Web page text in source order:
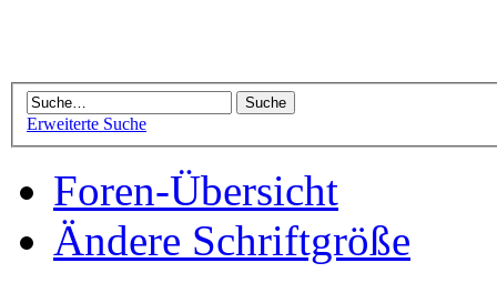
Erweiterte Suche
Foren-Übersicht
Ändere Schriftgröße